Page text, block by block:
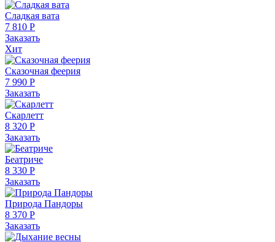
Сладкая вата
7 810 Р
Заказать
Хит
Сказочная феерия
7 990 Р
Заказать
Скарлетт
8 320 Р
Заказать
Беатриче
8 330 Р
Заказать
Природа Пандоры
8 370 Р
Заказать